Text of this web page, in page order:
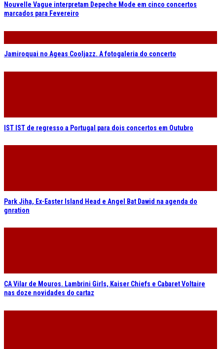
Nouvelle Vague interpretam Depeche Mode em cinco concertos
marcados para Fevereiro
Jamiroquai no Ageas Cooljazz. A fotogaleria do concerto
IST IST de regresso a Portugal para dois concertos em Outubro
Park Jiha, Ex-Easter Island Head e Angel Bat Dawid na agenda do
gnration
CA Vilar de Mouros. Lambrini Girls, Kaiser Chiefs e Cabaret Voltaire
nas doze novidades do cartaz